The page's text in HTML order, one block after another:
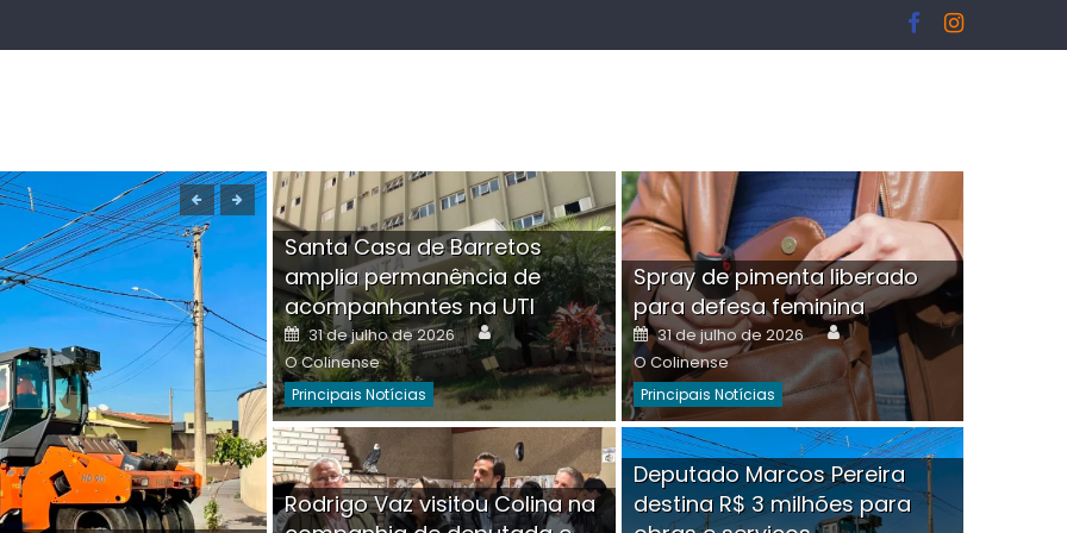
Boutique na Av. Ângelo Martins Tristão é
invadida por criminoso mascarado
Santa Casa de Barretos
amplia permanência de
acompanhantes na UTI
Posted
on
31 de julho de 2026 Author
O Colinense
Principais Notícias
Spray de pimenta liberado
para defesa feminina
Posted
on
31 de julho de 2026 Author
O Colinense
Principais Notícias
Rodrigo Vaz visitou Colina na
Deputado Marcos Pereira
destina R$ 3 milhões para